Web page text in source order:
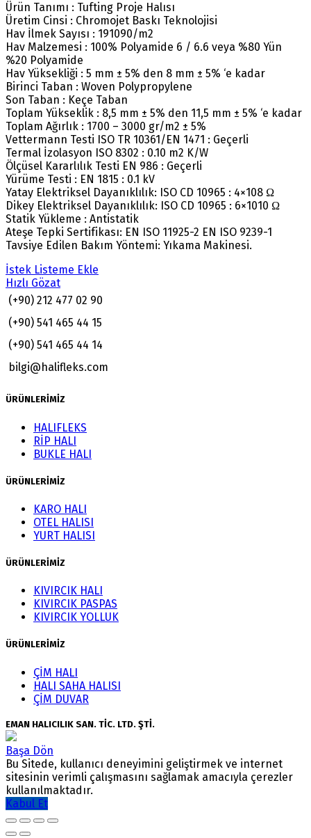
Ürün Tanımı : Tufting Proje Halısı
Üretim Cinsi : Chromojet Baskı Teknolojisi
Hav İlmek Sayısı : 191090/m2
Hav Malzemesi : 100% Polyamide 6 / 6.6 veya %80 Yün
%20 Polyamide
Hav Yüksekliği : 5 mm ± 5% den 8 mm ± 5% ‘e kadar
Birinci Taban : Woven Polypropylene
Son Taban : Keçe Taban
Toplam Yükseklik : 8,5 mm ± 5% den 11,5 mm ± 5% ‘e kadar
Toplam Ağırlık : 1700 – 3000 gr/m2 ± 5%
Vettermann Testi ISO TR 10361/EN 1471 : Geçerli
Termal İzolasyon ISO 8302 : 0.10 m2 K/W
Ölçüsel Kararlılık Testi EN 986 : Geçerli
Yürüme Testi : EN 1815 : 0.1 kV
Yatay Elektriksel Dayanıklılık: ISO CD 10965 : 4×108 Ω
Dikey Elektriksel Dayanıklılık: ISO CD 10965 : 6×1010 Ω
Statik Yükleme : Antistatik
Ateşe Tepki Sertifikası: EN ISO 11925-2 EN ISO 9239-1
Tavsiye Edilen Bakım Yöntemi: Yıkama Makinesi.
İstek Listeme Ekle
Hızlı Gözat
(+90) 212 477 02 90
(+90) 541 465 44 15
(+90) 541 465 44 14
bilgi@halifleks.com
ÜRÜNLERİMİZ
HALIFLEKS
RİP HALI
BUKLE HALI
ÜRÜNLERİMİZ
KARO HALI
OTEL HALISI
YURT HALISI
ÜRÜNLERİMİZ
KIVIRCIK HALI
KIVIRCIK PASPAS
KIVIRCIK YOLLUK
ÜRÜNLERİMİZ
ÇİM HALI
HALI SAHA HALISI
ÇİM DUVAR
EMAN HALICILIK SAN. TİC. LTD. ŞTİ.
Başa Dön
Bu Sitede, kullanıcı deneyimini geliştirmek ve internet
sitesinin verimli çalışmasını sağlamak amacıyla çerezler
kullanılmaktadır.
Kabul Et